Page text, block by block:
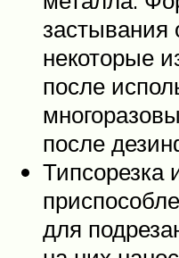
некоторые
после
после
Типсорезка
для